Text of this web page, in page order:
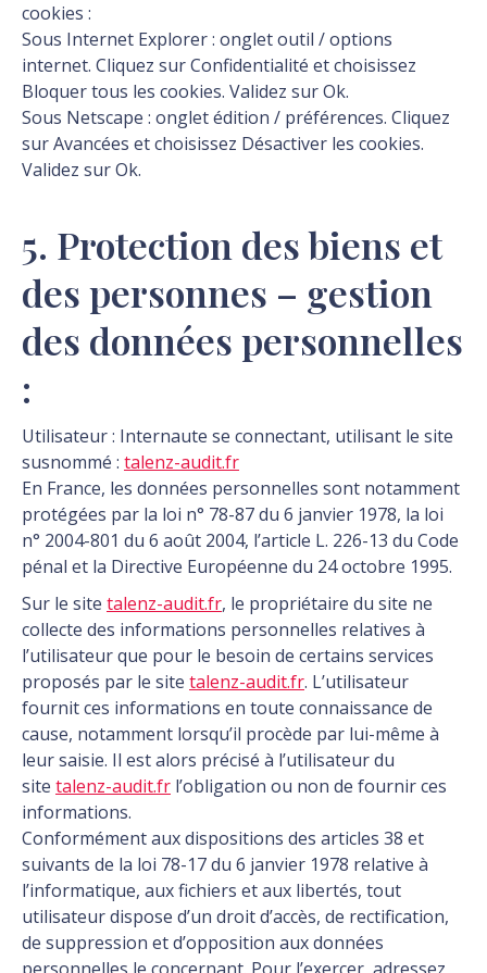
cookies :
Sous Internet Explorer : onglet outil / options
internet. Cliquez sur Confidentialité et choisissez
Bloquer tous les cookies. Validez sur Ok.
Sous Netscape : onglet édition / préférences. Cliquez
sur Avancées et choisissez Désactiver les cookies.
Validez sur Ok.
5. Protection des biens et
des personnes – gestion
des données personnelles
:
Utilisateur : Internaute se connectant, utilisant le site
susnommé : talenz-audit.fr
En France, les données personnelles sont notamment
protégées par la loi n° 78-87 du 6 janvier 1978, la loi
n° 2004-801 du 6 août 2004, l’article L. 226-13 du Code
pénal et la Directive Européenne du 24 octobre 1995.
Sur le site talenz-audit.fr, le propriétaire du site ne
collecte des informations personnelles relatives à
l’utilisateur que pour le besoin de certains services
proposés par le site talenz-audit.fr. L’utilisateur
fournit ces informations en toute connaissance de
cause, notamment lorsqu’il procède par lui-même à
leur saisie. Il est alors précisé à l’utilisateur du
site talenz-audit.fr l’obligation ou non de fournir ces
informations.
Conformément aux dispositions des articles 38 et
suivants de la loi 78-17 du 6 janvier 1978 relative à
l’informatique, aux fichiers et aux libertés, tout
utilisateur dispose d’un droit d’accès, de rectification,
de suppression et d’opposition aux données